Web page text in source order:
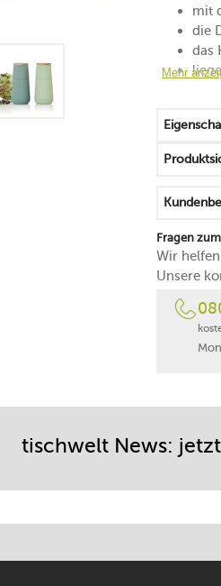
mit
die
das
30
Mehr
Fragen
Wir
Unsere
tischwelt News: